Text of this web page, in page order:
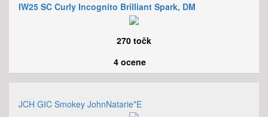
IW25 SC Curly Incognito Brilliant Spark, DM
270 točk
4 ocene
JCH GIC Smokey JohnNatarie*E